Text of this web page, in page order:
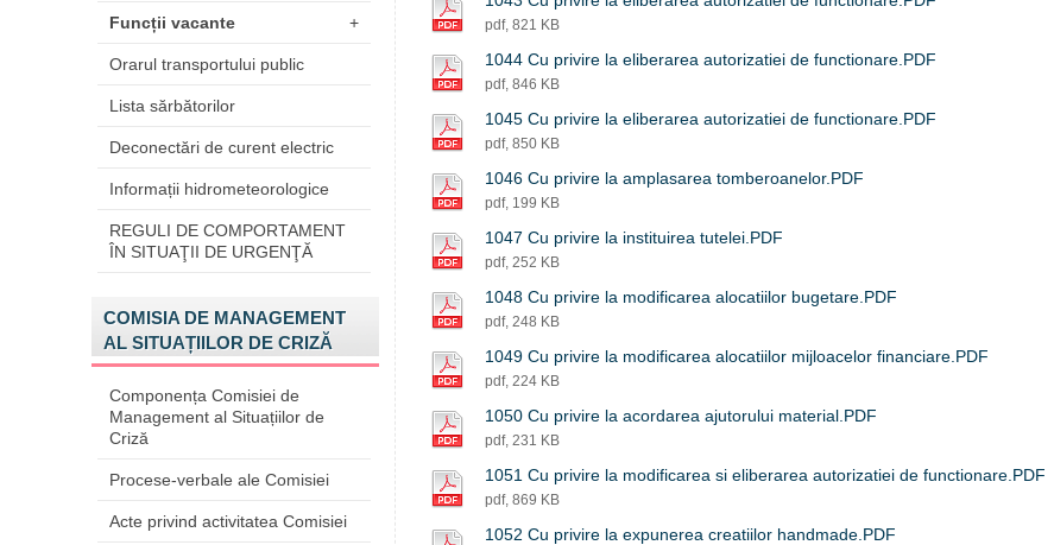
Funcții vacante +
Orarul transportului public
Lista sărbătorilor
Deconectări de curent electric
Informații hidrometeorologice
REGULI DE COMPORTAMENT
ÎN SITUAŢII DE URGENŢĂ
COMISIA DE MANAGEMENT
AL SITUAȚIILOR DE CRIZĂ
Componența Comisiei de
Management al Situațiilor de
Criză
Procese-verbale ale Comisiei
Acte privind activitatea Comisiei
pdf, 821 KB
1044 Cu privire la eliberarea autorizatiei de functionare.PDF
pdf, 846 KB
1045 Cu privire la eliberarea autorizatiei de functionare.PDF
pdf, 850 KB
1046 Cu privire la amplasarea tomberoanelor.PDF
pdf, 199 KB
1047 Cu privire la instituirea tutelei.PDF
pdf, 252 KB
1048 Cu privire la modificarea alocatiilor bugetare.PDF
pdf, 248 KB
1049 Cu privire la modificarea alocatiilor mijloacelor financiare.PDF
pdf, 224 KB
1050 Cu privire la acordarea ajutorului material.PDF
pdf, 231 KB
1051 Cu privire la modificarea si eliberarea autorizatiei de functionare.PDF
pdf, 869 KB
1052 Cu privire la expunerea creatiilor handmade.PDF